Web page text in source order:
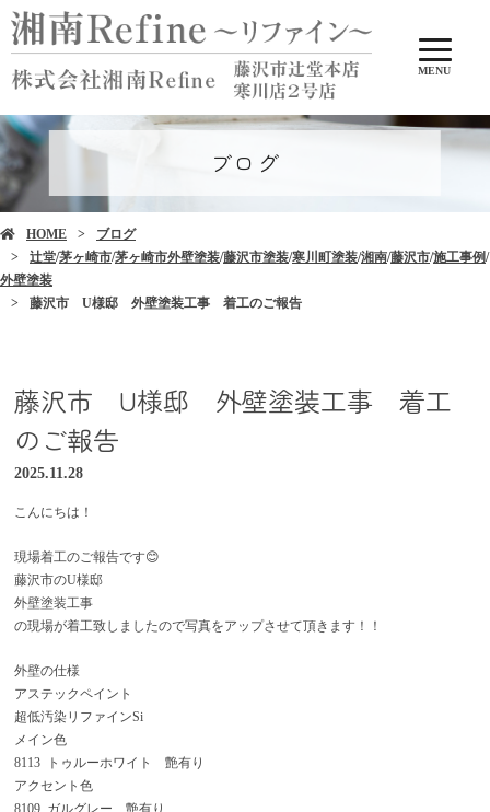
MENU
ブログ
HOME
ブログ
辻堂/茅ヶ崎市/茅ヶ崎市外壁塗装/藤沢市塗装/寒川町塗装/湘南/藤沢市/施工事例/
外壁塗装
藤沢市 U様邸 外壁塗装工事 着工のご報告
藤沢市 U様邸 外壁塗装工事 着工
のご報告
2025.11.28
こんにちは！
現場着工のご報告です😊
藤沢市のU様邸
外壁塗装工事
の現場が着工致しましたので写真をアップさせて頂きます！！
外壁の仕様
アステックペイント
超低汚染リファインSi
メイン色
8113 トゥルーホワイト 艶有り
アクセント色
8109 ガルグレー 艶有り